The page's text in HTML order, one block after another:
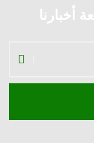
أخبارنا